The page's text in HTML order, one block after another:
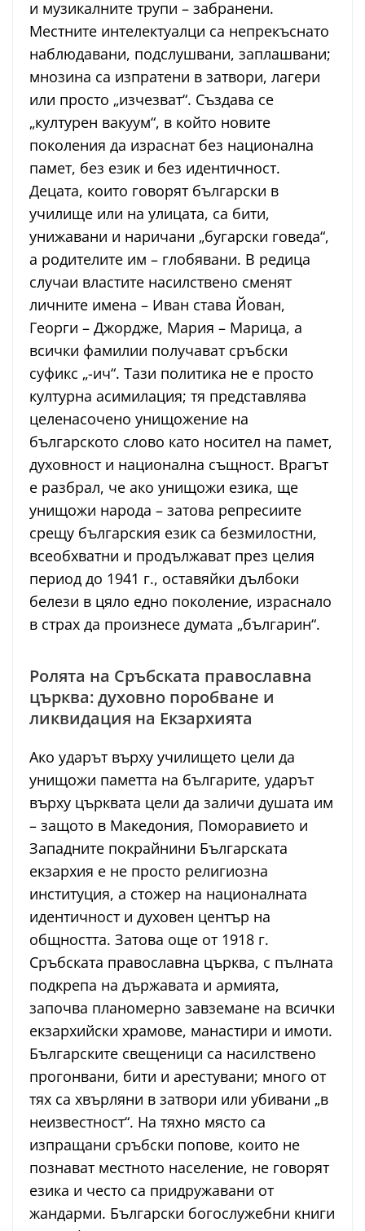
и музикалните трупи – забранени.
Местните интелектуалци са непрекъснато
наблюдавани, подслушвани, заплашвани;
мнозина са изпратени в затвори, лагери
или просто „изчезват“. Създава се
„културен вакуум“, в който новите
поколения да израснат без национална
памет, без език и без идентичност.
Децата, които говорят български в
училище или на улицата, са бити,
унижавани и наричани „бугарски говеда“,
а родителите им – глобявани. В редица
случаи властите насилствено сменят
личните имена – Иван става Йован,
Георги – Джордже, Мария – Марица, а
всички фамилии получават сръбски
суфикс „-ич“. Тази политика не е просто
културна асимилация; тя представлява
целенасочено унищожение на
българското слово като носител на памет,
духовност и национална същност. Врагът
е разбрал, че ако унищожи езика, ще
унищожи народа – затова репресиите
срещу българския език са безмилостни,
всеобхватни и продължават през целия
период до 1941 г., оставяйки дълбоки
белези в цяло едно поколение, израснало
в страх да произнесе думата „българин“.
Ролята на Сръбската православна
църква: духовно поробване и
ликвидация на Екзархията
Ако ударът върху училището цели да
унищожи паметта на българите, ударът
върху църквата цели да заличи душата им
– защото в Македония, Поморавието и
Западните покрайнини Българската
екзархия е не просто религиозна
институция, а стожер на националната
идентичност и духовен център на
общността. Затова още от 1918 г.
Сръбската православна църква, с пълната
подкрепа на държавата и армията,
започва планомерно завземане на всички
екзархийски храмове, манастири и имоти.
Българските свещеници са насилствено
прогонвани, бити и арестувани; много от
тях са хвърляни в затвори или убивани „в
неизвестност“. На тяхно място са
изпращани сръбски попове, които не
познават местното население, не говорят
езика и често са придружавани от
жандарми. Български богослужебни книги